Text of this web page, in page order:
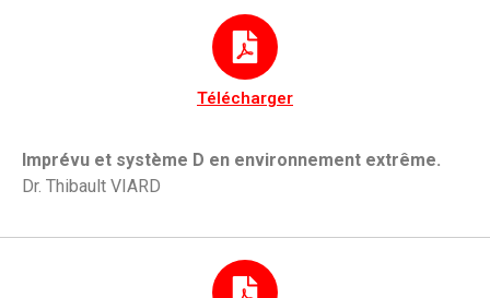
Télécharger
Imprévu et système D en environnement extrême.
Dr. Thibault VIARD